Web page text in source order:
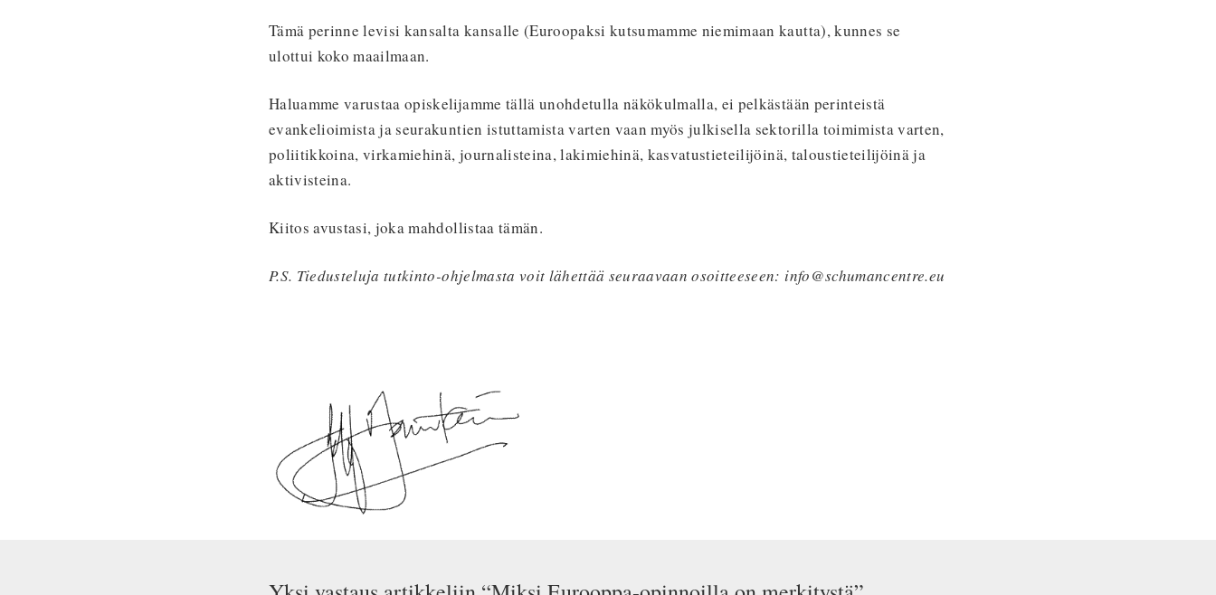
Tämä perinne levisi kansalta kansalle (Euroopaksi kutsumamme niemimaan kautta), kunnes se
ulottui koko maailmaan.
Haluamme varustaa opiskelijamme tällä unohdetulla näkökulmalla, ei pelkästään perinteistä
evankelioimista ja seurakuntien istuttamista varten vaan myös julkisella sektorilla toimimista varten,
poliitikkoina, virkamiehinä, journalisteina, lakimiehinä, kasvatustieteilijöinä, taloustieteilijöinä ja
aktivisteina.
Kiitos avustasi, joka mahdollistaa tämän.
P.S. Tiedusteluja tutkinto-ohjelmasta voit lähettää seuraavaan osoitteeseen: info@schumancentre.eu